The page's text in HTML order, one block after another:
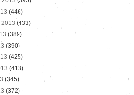
(446)
2013 (433)
(389)
(390)
(425)
(413)
(345)
(372)